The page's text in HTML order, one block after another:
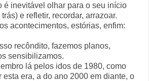
é inevitável olhar para o seu início
e refletir, recordar, arrazoar.
acontecimentos, estórias, enfim:
recôndito, fazemos planos,
sensibilizamos.
lá pelos idos de 1980, como
esta era, a do ano 2000 em diante, o